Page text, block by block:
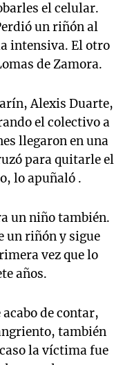
el celular.
un riñón al
intensiva. El otro
de Zamora.
Alexis Duarte,
el colectivo a
llegaron en una
para quitarle el
lo apuñaló .
un niño también.
un riñón y sigue
vez que lo
años.
acabo de contar,
también
la víctima fue